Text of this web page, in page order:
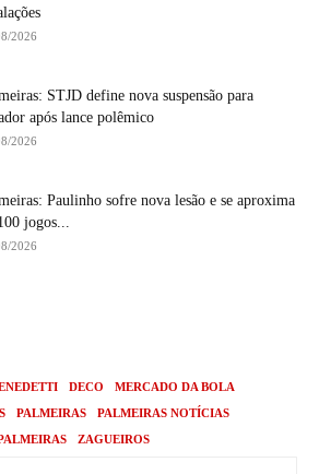
2026
STJD define nova suspensão para
após lance polêmico
2026
Paulinho sofre nova lesão e se aproxima
jogos...
2026
DECO
MERCADO DA BOLA
PALMEIRAS
PALMEIRAS NOTÍCIAS
ZAGUEIROS